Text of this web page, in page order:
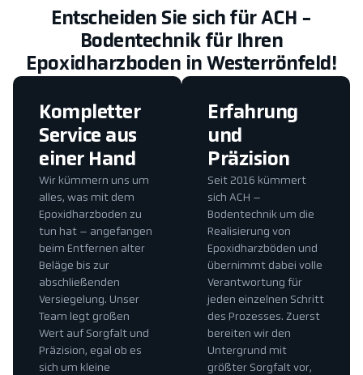
Entscheiden Sie sich für ACH -
Bodentechnik für Ihren
Epoxidharzboden in Westerrönfeld!
Erfahrung
und
Präzision
Seit 2016 kümmert
sich ACH –
Bodentechnik um die
Realisierung von
Epoxidharzböden und
übernimmt dabei volle
Verantwortung für
jeden einzelnen Schritt
des Prozesses. Zuerst
bereiten wir den
Untergrund mit
größter Sorgfalt vor,
Kompletter
Service aus
einer Hand
Wir kümmern uns um
alles, was mit dem
Epoxidharzboden zu
tun hat – angefangen
beim Entfernen alter
Beläge bis zur
abschließenden
Versiegelung. Unser
Team legt großen
Wert auf Sorgfalt und
Präzision, egal ob es
sich um kleine